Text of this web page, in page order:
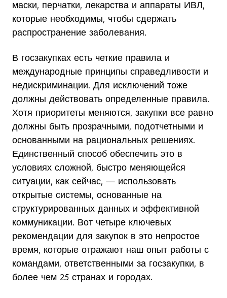
маски, перчатки, лекарства и аппараты ИВЛ,
которые необходимы, чтобы сдержать
распространение заболевания.
В госзакупках есть четкие правила и
международные принципы справедливости и
недискриминации. Для исключений тоже
должны действовать определенные правила.
Хотя приоритеты меняются, закупки все равно
должны быть прозрачными, подотчетными и
основанными на рациональных решениях.
Единственный способ обеспечить это в
условиях сложной, быстро меняющейся
ситуации, как сейчас, — использовать
открытые системы, основанные на
структурированных данных и эффективной
коммуникации. Вот четыре ключевых
рекомендации для закупок в это непростое
время, которые отражают наш опыт работы с
командами, ответственными за госзакупки, в
более чем 25 странах и городах.